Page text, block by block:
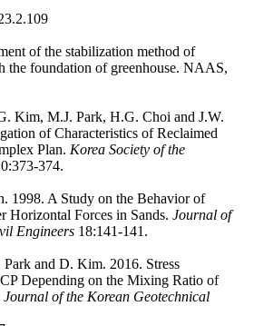
of the stabilization method of
the foundation of greenhouse. NAAS,
Kim, M.J. Park, H.G. Choi and J.W.
of Characteristics of Reclaimed
Plan. Korea Society of the
374.
1998. A Study on the Behavior of
Horizontal Forces in Sands. Journal of
Engineers 18:141-141.
and D. Kim. 2016. Stress
Depending on the Mixing Ratio of
Journal of the Korean Geotechnical